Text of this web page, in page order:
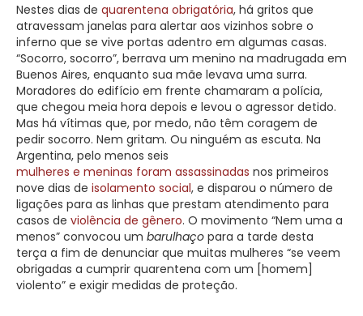
Nestes dias de quarentena obrigatória, há gritos que
atravessam janelas para alertar aos vizinhos sobre o
inferno que se vive portas adentro em algumas casas.
“Socorro, socorro”, berrava um menino na madrugada em
Buenos Aires, enquanto sua mãe levava uma surra.
Moradores do edifício em frente chamaram a polícia,
que chegou meia hora depois e levou o agressor detido.
Mas há vítimas que, por medo, não têm coragem de
pedir socorro. Nem gritam. Ou ninguém as escuta. Na
Argentina, pelo menos seis
mulheres e meninas foram assassinadas nos primeiros
nove dias de isolamento social, e disparou o número de
ligações para as linhas que prestam atendimento para
casos de violência de gênero. O movimento “Nem uma a
menos” convocou um barulhaço para a tarde desta
terça a fim de denunciar que muitas mulheres “se veem
obrigadas a cumprir quarentena com um [homem]
violento” e exigir medidas de proteção.